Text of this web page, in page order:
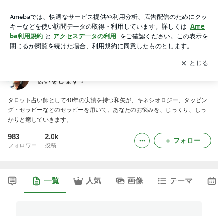
ます！
アプリをダウンロードして ブログの更新通知
を受け取りまし
ょう。
開く
伝いをします！
タロット占い師として40年の実績を持つ和矢が、キネシオロジー、タッピン
グ・セラピーなどのセラピーを用いて、あなたのお悩みを、じっくり、しっ
かりと癒していきます。
983
フォロワー
2.0k
投稿
フォロー
一覧 人気 画像 テーマ